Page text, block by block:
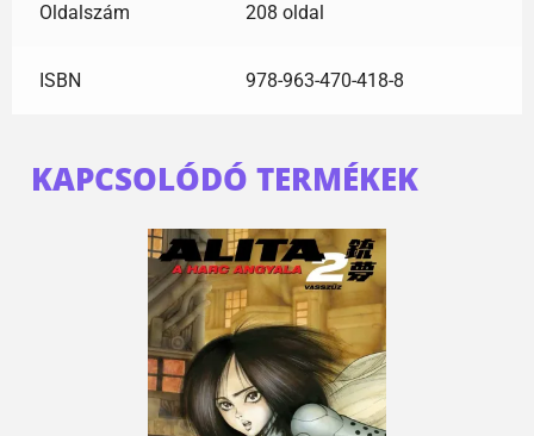
Oldalszám 208 oldal
ISBN 978-963-470-418-8
KAPCSOLÓDÓ TERMÉKEK